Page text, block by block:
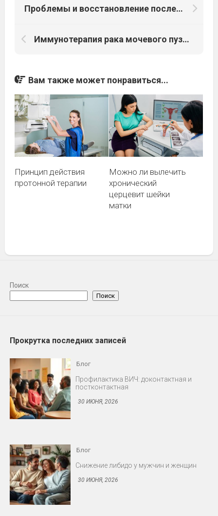
Проблемы и восстановление после хирургического лечения рака предстательной железы: ключевые аспекты
Иммунотерапия рака мочевого пузыря: Новые горизонты и перспективы
Вам также может понравиться...
Принцип действия
протонной терапии
Можно ли вылечить
хронический
церцевит шейки
матки
Поиск
Поиск
Прокрутка последних записей
Блог
Профилактика ВИЧ: доконтактная и
постконтактная
30 ИЮНЯ, 2026
Блог
Снижение либидо у мужчин и женщин
30 ИЮНЯ, 2026